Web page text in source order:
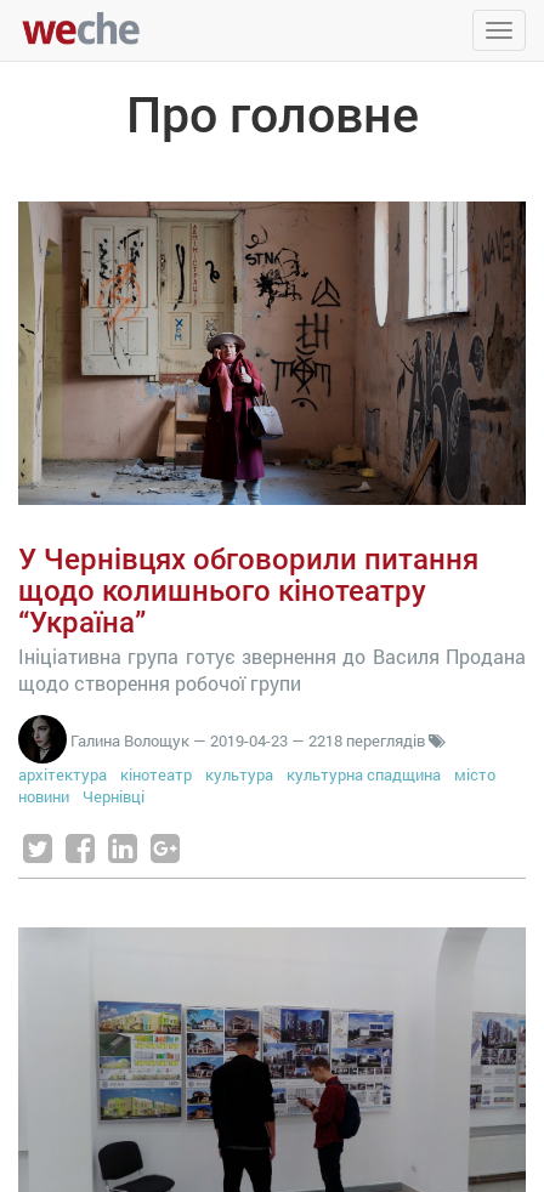
Про головне
У Чернівцях обговорили питання
щодо колишнього кінотеатру
“Україна”
Ініціативна група готує звернення до Василя Продана
щодо створення робочої групи
Галина Волощук — 2019-04-23 — 2218 переглядів
архітектура
кінотеатр культура культурна спадщина
місто
новини
Чернівці